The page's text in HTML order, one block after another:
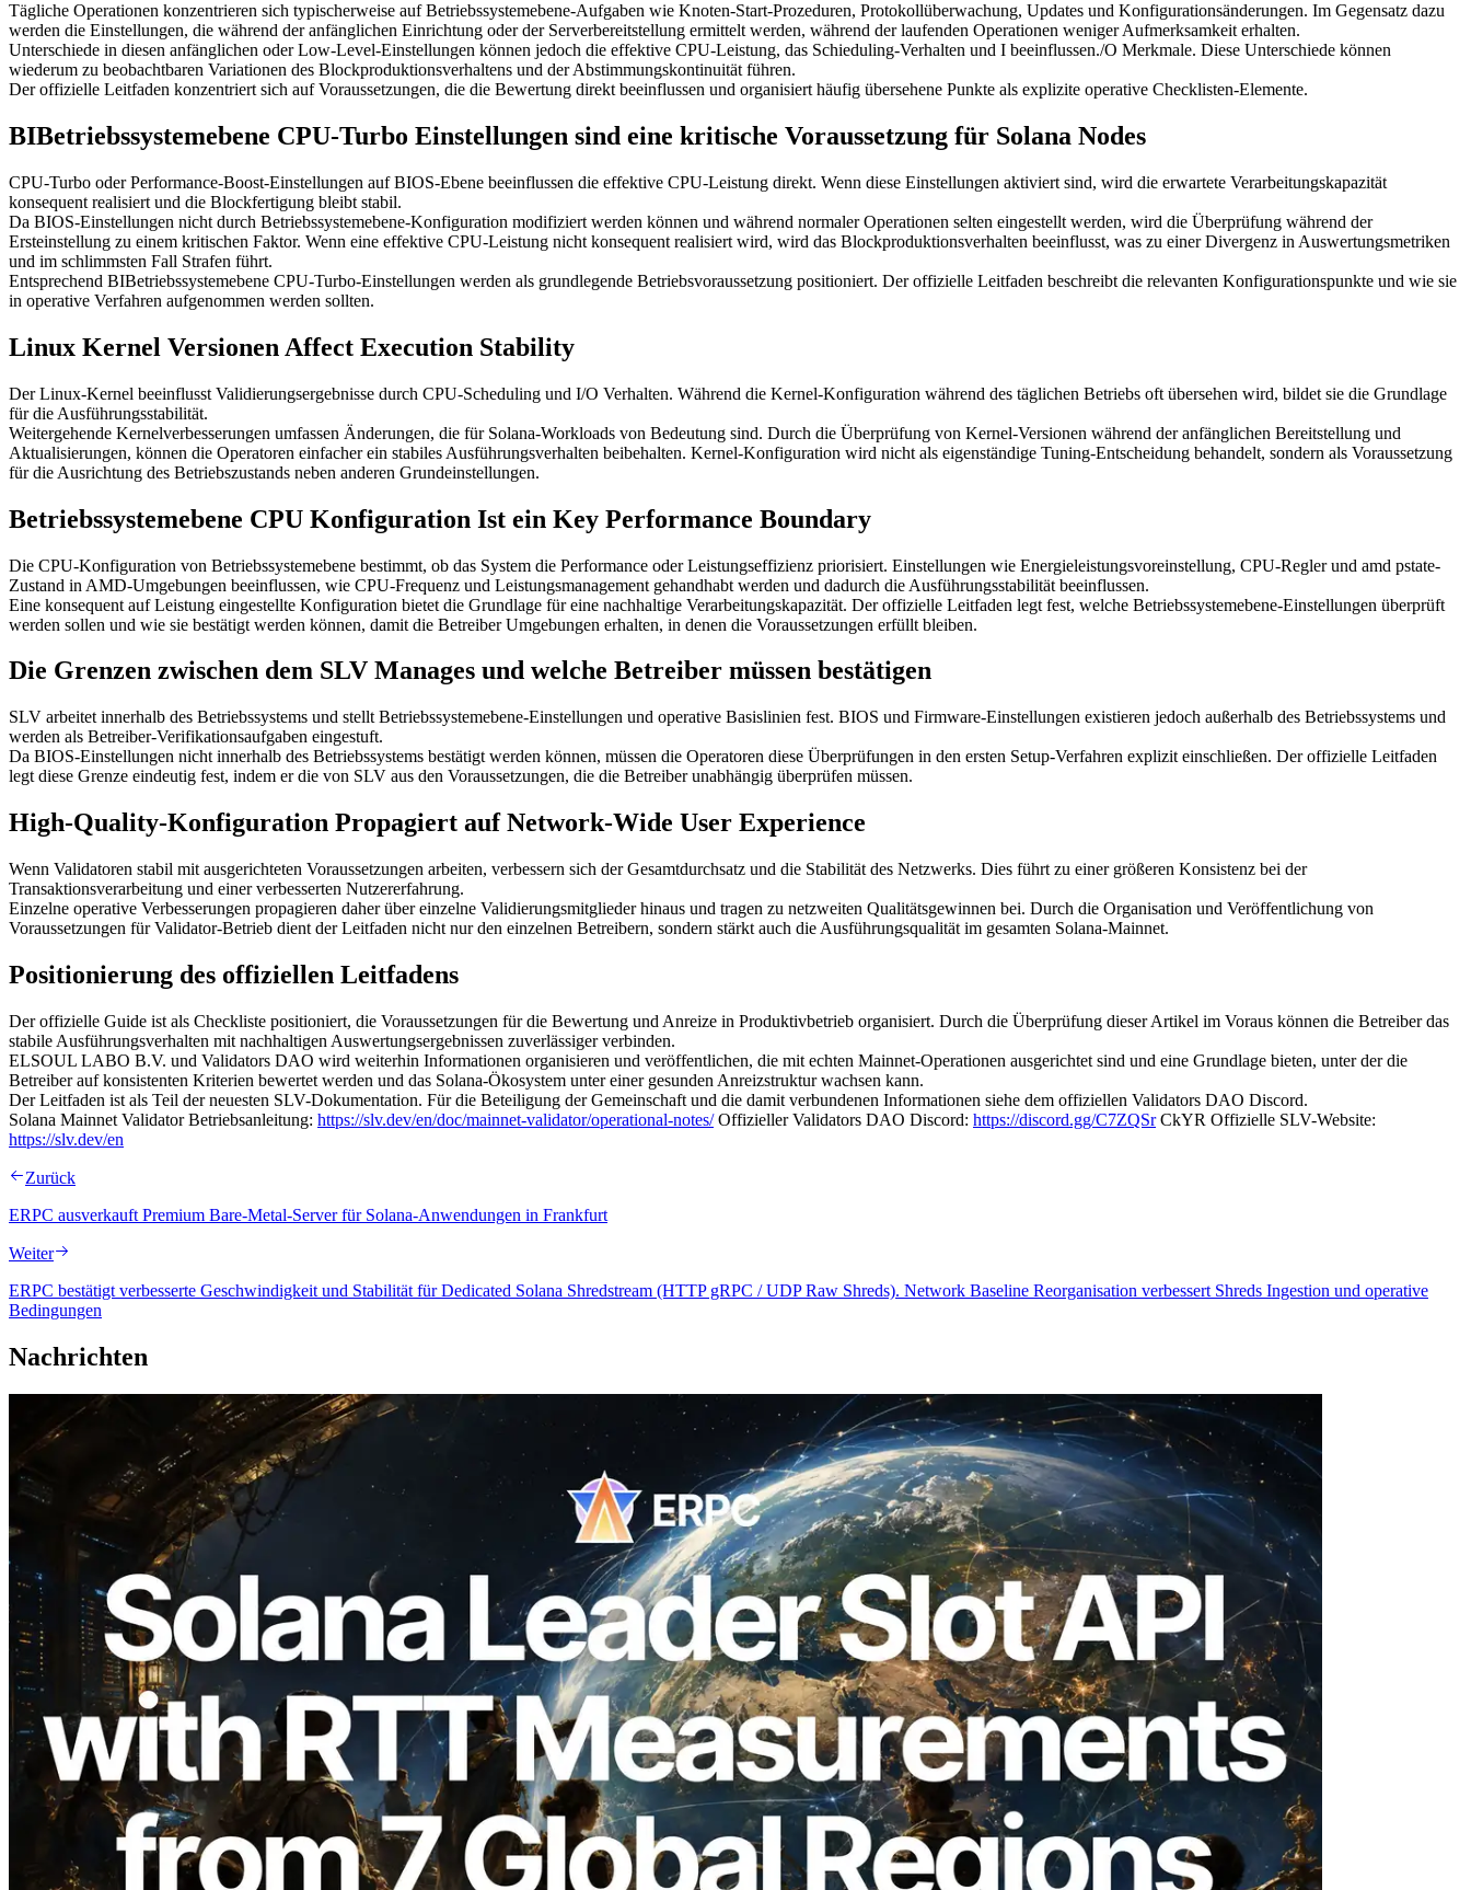
Tägliche Operationen konzentrieren sich typischerweise auf Betriebssystemebene-Aufgaben wie Knoten-Start-Prozeduren, Protokollüberwachung, Updates und Konfigurationsänderungen. Im Gegensatz dazu
werden die Einstellungen, die während der anfänglichen Einrichtung oder der Serverbereitstellung ermittelt werden, während der laufenden Operationen weniger Aufmerksamkeit erhalten.
Unterschiede in diesen anfänglichen oder Low-Level-Einstellungen können jedoch die effektive CPU-Leistung, das Schieduling-Verhalten und I beeinflussen./O Merkmale. Diese Unterschiede können
wiederum zu beobachtbaren Variationen des Blockproduktionsverhaltens und der Abstimmungskontinuität führen.
Der offizielle Leitfaden konzentriert sich auf Voraussetzungen, die die Bewertung direkt beeinflussen und organisiert häufig übersehene Punkte als explizite operative Checklisten-Elemente.
BIBetriebssystemebene CPU-Turbo Einstellungen sind eine kritische Voraussetzung für Solana Nodes
CPU-Turbo oder Performance-Boost-Einstellungen auf BIOS-Ebene beeinflussen die effektive CPU-Leistung direkt. Wenn diese Einstellungen aktiviert sind, wird die erwartete Verarbeitungskapazität
konsequent realisiert und die Blockfertigung bleibt stabil.
Da BIOS-Einstellungen nicht durch Betriebssystemebene-Konfiguration modifiziert werden können und während normaler Operationen selten eingestellt werden, wird die Überprüfung während der
Ersteinstellung zu einem kritischen Faktor. Wenn eine effektive CPU-Leistung nicht konsequent realisiert wird, wird das Blockproduktionsverhalten beeinflusst, was zu einer Divergenz in Auswertungsmetriken
und im schlimmsten Fall Strafen führt.
Entsprechend BIBetriebssystemebene CPU-Turbo-Einstellungen werden als grundlegende Betriebsvoraussetzung positioniert. Der offizielle Leitfaden beschreibt die relevanten Konfigurationspunkte und wie sie
in operative Verfahren aufgenommen werden sollten.
Linux Kernel Versionen Affect Execution Stability
Der Linux-Kernel beeinflusst Validierungsergebnisse durch CPU-Scheduling und I/O Verhalten. Während die Kernel-Konfiguration während des täglichen Betriebs oft übersehen wird, bildet sie die Grundlage
für die Ausführungsstabilität.
Weitergehende Kernelverbesserungen umfassen Änderungen, die für Solana-Workloads von Bedeutung sind. Durch die Überprüfung von Kernel-Versionen während der anfänglichen Bereitstellung und
Aktualisierungen, können die Operatoren einfacher ein stabiles Ausführungsverhalten beibehalten. Kernel-Konfiguration wird nicht als eigenständige Tuning-Entscheidung behandelt, sondern als Voraussetzung
für die Ausrichtung des Betriebszustands neben anderen Grundeinstellungen.
Betriebssystemebene CPU Konfiguration Ist ein Key Performance Boundary
Die CPU-Konfiguration von Betriebssystemebene bestimmt, ob das System die Performance oder Leistungseffizienz priorisiert. Einstellungen wie Energieleistungsvoreinstellung, CPU-Regler und amd pstate-
Zustand in AMD-Umgebungen beeinflussen, wie CPU-Frequenz und Leistungsmanagement gehandhabt werden und dadurch die Ausführungsstabilität beeinflussen.
Eine konsequent auf Leistung eingestellte Konfiguration bietet die Grundlage für eine nachhaltige Verarbeitungskapazität. Der offizielle Leitfaden legt fest, welche Betriebssystemebene-Einstellungen überprüft
werden sollen und wie sie bestätigt werden können, damit die Betreiber Umgebungen erhalten, in denen die Voraussetzungen erfüllt bleiben.
Die Grenzen zwischen dem SLV Manages und welche Betreiber müssen bestätigen
SLV arbeitet innerhalb des Betriebssystems und stellt Betriebssystemebene-Einstellungen und operative Basislinien fest. BIOS und Firmware-Einstellungen existieren jedoch außerhalb des Betriebssystems und
werden als Betreiber-Verifikationsaufgaben eingestuft.
Da BIOS-Einstellungen nicht innerhalb des Betriebssystems bestätigt werden können, müssen die Operatoren diese Überprüfungen in den ersten Setup-Verfahren explizit einschließen. Der offizielle Leitfaden
legt diese Grenze eindeutig fest, indem er die von SLV aus den Voraussetzungen, die die Betreiber unabhängig überprüfen müssen.
High-Quality-Konfiguration Propagiert auf Network-Wide User Experience
Wenn Validatoren stabil mit ausgerichteten Voraussetzungen arbeiten, verbessern sich der Gesamtdurchsatz und die Stabilität des Netzwerks. Dies führt zu einer größeren Konsistenz bei der
Transaktionsverarbeitung und einer verbesserten Nutzererfahrung.
Einzelne operative Verbesserungen propagieren daher über einzelne Validierungsmitglieder hinaus und tragen zu netzweiten Qualitätsgewinnen bei. Durch die Organisation und Veröffentlichung von
Voraussetzungen für Validator-Betrieb dient der Leitfaden nicht nur den einzelnen Betreibern, sondern stärkt auch die Ausführungsqualität im gesamten Solana-Mainnet.
Positionierung des offiziellen Leitfadens
Der offizielle Guide ist als Checkliste positioniert, die Voraussetzungen für die Bewertung und Anreize in Produktivbetrieb organisiert. Durch die Überprüfung dieser Artikel im Voraus können die Betreiber das
stabile Ausführungsverhalten mit nachhaltigen Auswertungsergebnissen zuverlässiger verbinden.
ELSOUL LABO B.V. und Validators DAO wird weiterhin Informationen organisieren und veröffentlichen, die mit echten Mainnet-Operationen ausgerichtet sind und eine Grundlage bieten, unter der die
Betreiber auf konsistenten Kriterien bewertet werden und das Solana-Ökosystem unter einer gesunden Anreizstruktur wachsen kann.
Der Leitfaden ist als Teil der neuesten SLV-Dokumentation. Für die Beteiligung der Gemeinschaft und die damit verbundenen Informationen siehe dem offiziellen Validators DAO Discord.
Solana Mainnet Validator Betriebsanleitung: https://slv.dev/en/doc/mainnet-validator/operational-notes/Offizieller Validators DAO Discord: https://discord.gg/C7ZQSrCkYR Offizielle SLV-Website:
https://slv.dev/en
Zurück
ERPC ausverkauft Premium Bare-Metal-Server für Solana-Anwendungen in Frankfurt
Weiter
ERPC bestätigt verbesserte Geschwindigkeit und Stabilität für Dedicated Solana Shredstream (HTTP gRPC / UDP Raw Shreds). Network Baseline Reorganisation verbessert Shreds Ingestion und operative
Bedingungen
Nachrichten